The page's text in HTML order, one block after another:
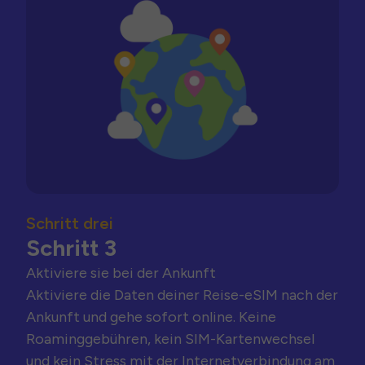
Schritt drei
Schritt 3
Aktiviere sie bei der Ankunft
Aktiviere die Daten deiner Reise-eSIM nach der
Ankunft und gehe sofort online. Keine
Roaminggebühren, kein SIM-Kartenwechsel
und kein Stress mit der Internetverbindung am